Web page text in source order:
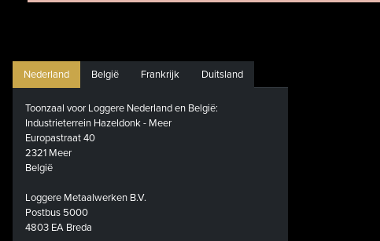
Nederland België Frankrijk Duitsland
Toonzaal voor Loggere Nederland en België:
Industrieterrein Hazeldonk - Meer
Europastraat 40
2321 Meer
België
Loggere Metaalwerken B.V.
Postbus 5000
4803 EA Breda